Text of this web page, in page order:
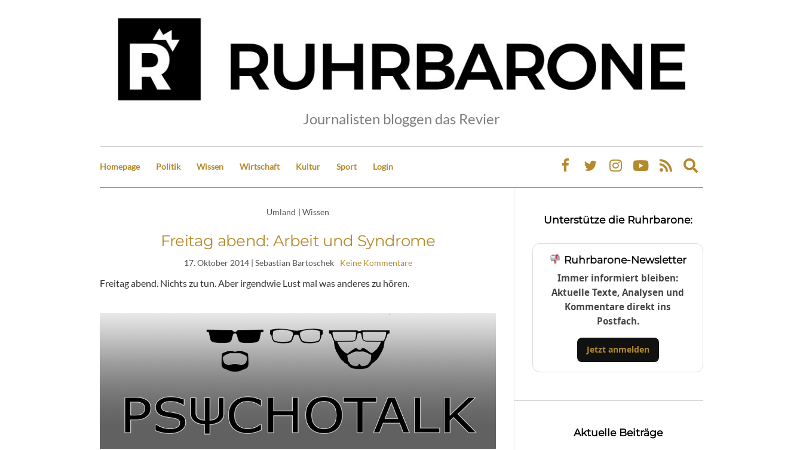
Journalisten bloggen das Revier
Homepage Politik Wissen Wirtschaft Kultur Sport Login
Expand
search
Umland | Wissen
Freitag abend: Arbeit und Syndrome
17. Oktober 2014| Sebastian Bartoschek Keine Kommentare
Freitag abend. Nichts zu tun. Aber irgendwie Lust mal was anderes zu hören.
Unterstütze die Ruhrbarone:
Ruhrbarone-Newsletter
Immer informiert bleiben:
Aktuelle Texte, Analysen und
Kommentare direkt ins
Postfach.
Jetzt anmelden
Aktuelle Beiträge